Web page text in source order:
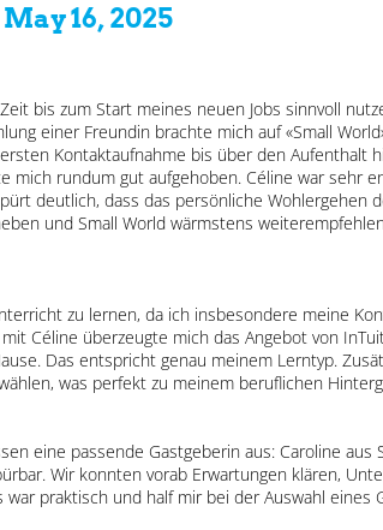
May 16, 2025
bis zum Start meines neuen Jobs sinnvoll
einer Freundin brachte mich auf «Small
Kontaktaufnahme bis über den Aufenthalt
rundum gut aufgehoben. Céline war sehr
deutlich, dass das persönliche Wohlergehen
und Small World wärmstens
zu lernen, da ich insbesondere meine
Céline überzeugte mich das Angebot von
Das entspricht genau meinem Lerntyp.
was perfekt zu meinem beruflichen
eine passende Gastgeberin aus: Caroline aus
Wir konnten vorab Erwartungen klären,
praktisch und half mir bei der Auswahl eines